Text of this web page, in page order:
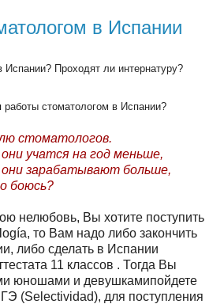
в Испании
Испании? Проходят ли интернатуру?
стоматологом в Испании?
стоматологов.
учатся на год меньше,
зарабатывают больше,
боюсь?
нелюбовь, Вы хотите поступить
то Вам надо либо закончить
либо сделать в Испании
11 классов . Тогда Вы
юношами и девушкамипойдете
(Selectividad), для поступления